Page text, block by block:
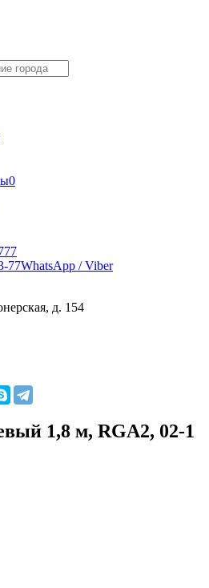
0
77WhatsApp / Viber
д. 154
1,8 м, RGA2, 02-1